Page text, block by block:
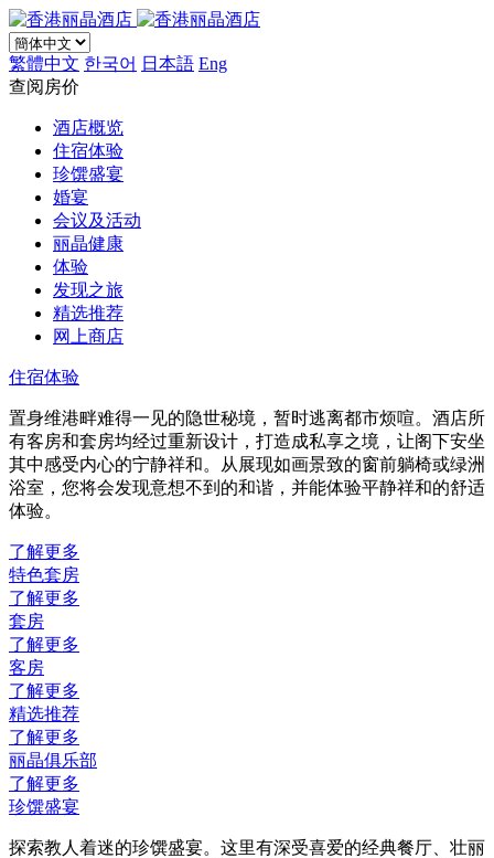
繁體中文 한국어 日本語 Eng
查阅房价
酒店概览
住宿体验
珍馔盛宴
婚宴
会议及活动
丽晶健康
体验
发现之旅
精选推荐
网上商店
住宿体验
置身维港畔难得一见的隐世秘境，暂时逃离都市烦喧。酒店所
有客房和套房均经过重新设计，打造成私享之境​，让阁下安坐
其中感受内心的宁静祥和。从展现如画景致的窗前躺椅或绿洲
浴室，您将会发现意想不到的和谐，并能体验平静祥和的舒适
体验。
了解更多
特色套房
了解更多
套房
了解更多
客房
了解更多
精选推荐
了解更多
丽晶俱乐部
了解更多
珍馔盛宴
探索教人着迷的珍馔盛宴。这里有深受喜爱的经典餐厅、壮丽